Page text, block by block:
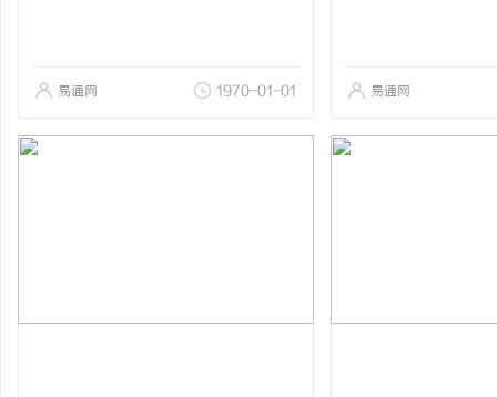
易通网 1970-01-01 易通网